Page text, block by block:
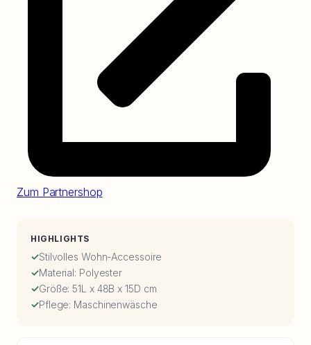
Zum Partnershop
HIGHLIGHTS
Stilvolles Wohn-Accessoire
Material: Polyester
Größe: 51L x 48B x 15D cm
Pflege: Maschinenwäsche